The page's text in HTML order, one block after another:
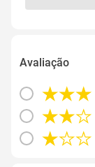
Avaliação